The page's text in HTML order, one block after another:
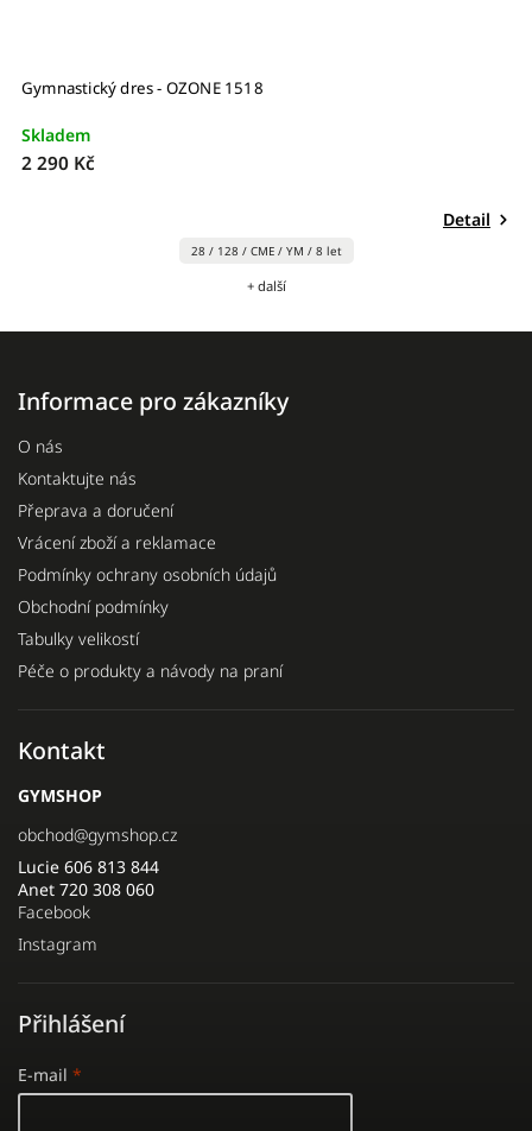
Gymnastický dres - OZONE 1518
Skladem
2 290 Kč
Detail
28 / 128 / CME / YM / 8 let
+ další
Informace pro zákazníky
O nás
Kontaktujte nás
Přeprava a doručení
Vrácení zboží a reklamace
Podmínky ochrany osobních údajů
Obchodní podmínky
Tabulky velikostí
Péče o produkty a návody na praní
Kontakt
GYMSHOP
obchod@gymshop.cz
Lucie 606 813 844
Anet 720 308 060
Facebook
Instagram
Přihlášení
E-mail